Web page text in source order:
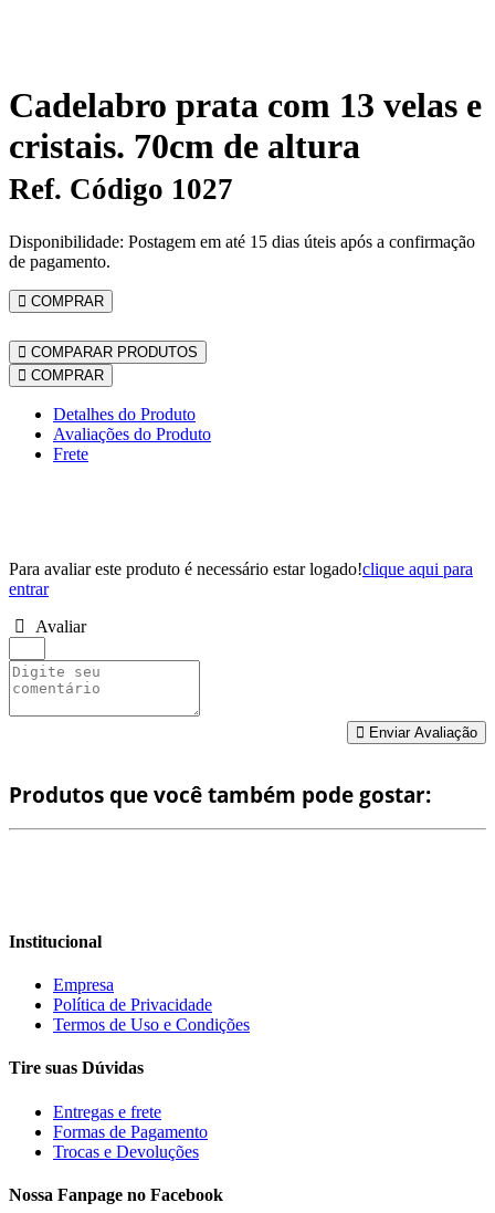
Cadelabro prata com 13 velas e
cristais. 70cm de altura
Ref. Código 1027
Disponibilidade: Postagem em até 15 dias úteis após a confirmação
de pagamento.
COMPRAR
COMPARAR PRODUTOS
COMPRAR
Detalhes do Produto
Avaliações do Produto
Frete
Para avaliar este produto é necessário estar logado!clique aqui para
entrar
Avaliar
Enviar Avaliação
Produtos que você também pode gostar:
Institucional
Empresa
Política de Privacidade
Termos de Uso e Condições
Tire suas Dúvidas
Entregas e frete
Formas de Pagamento
Trocas e Devoluções
Nossa Fanpage no Facebook